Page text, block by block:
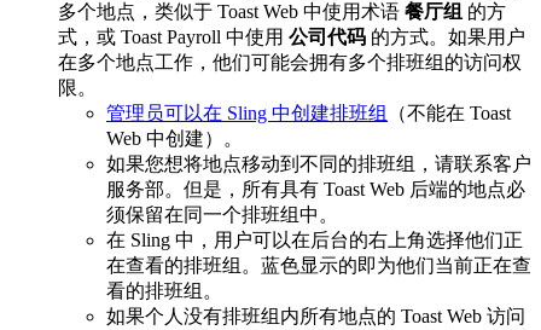
多个地点，类似于 Toast Web 中使用术语 餐厅组 的方
式，或 Toast Payroll 中使用 公司代码 的方式。如果用户
在多个地点工作，他们可能会拥有多个排班组的访问权
限。
管理员可以在 Sling 中创建排班组
（不能在 Toast
Web 中创建）。
如果您想将地点移动到不同的排班组，请联系客户
服务部。但是，所有具有 Toast Web 后端的地点必
须保留在同一个排班组中。
在 Sling 中，用户可以在后台的右上角选择他们正
在查看的排班组。蓝色显示的即为他们当前正在查
看的排班组。
如果个人没有排班组内所有地点的 Toast Web 访问